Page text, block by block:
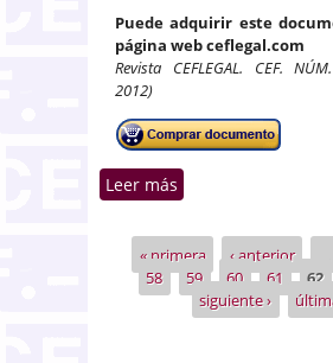
Puede adquirir este
página web ceflegal.com
Revista CEFLEGAL. CEF.
2012)
Leer más
241 de la Ley de
Capital: concepto
jurídica
Páginas
« primera ‹ anterior
58
59 60 61 62
siguiente ›